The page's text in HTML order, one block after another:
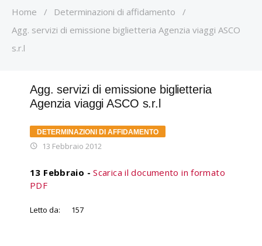
Home / Determinazioni di affidamento
/
Agg. servizi di emissione biglietteria Agenzia viaggi ASCO
s.r.l
Agg. servizi di emissione biglietteria
Agenzia viaggi ASCO s.r.l
DETERMINAZIONI DI AFFIDAMENTO
13 Febbraio 2012
13 Febbraio -Scarica il documento in formato
PDF
Letto da: 157